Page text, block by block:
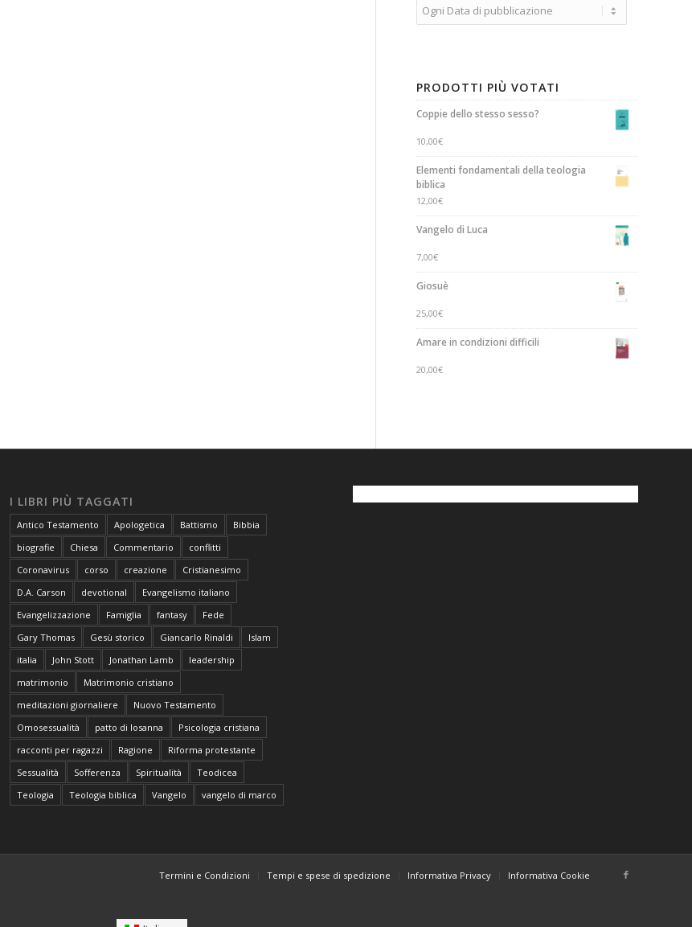
PRODOTTI PIÙ VOTATI
Coppie dello stesso sesso?
10,00€
Elementi fondamentali della teologia
biblica
12,00€
Vangelo di Luca
7,00€
Giosuè
25,00€
Amare in condizioni difficili
20,00€
I LIBRI PIÙ TAGGATI
Antico Testamento Apologetica Battismo
Bibbia
biografie
Chiesa Commentario
conflitti
Coronavirus
corso creazione
Cristianesimo
D.A. Carson
devotional
Evangelismo italiano
Evangelizzazione
Famiglia fantasy
Fede
Gary Thomas
Gesù storico Giancarlo Rinaldi
Islam
italia
John Stott Jonathan Lamb
leadership
matrimonio
Matrimonio cristiano
meditazioni giornaliere
Nuovo Testamento
Omosessualità
patto di losanna
Psicologia cristiana
racconti per ragazzi
Ragione
Riforma protestante
Sessualità
Sofferenza Spiritualità
Teodicea
Teologia
Teologia biblica Vangelo vangelo di marco
Termini e Condizioni Tempi e spese di spedizione Informativa Privacy Informativa Cookie